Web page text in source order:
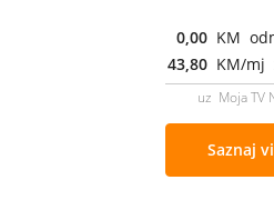
0,00 KM
43,80 KM/mj
uz Moja TV
Saznaj